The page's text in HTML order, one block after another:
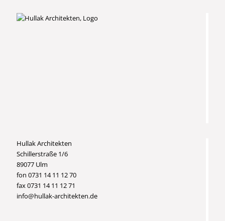
Hullak Architekten
Schillerstraße 1/6
89077 Ulm
fon 0731 14 11 12 70
fax 0731 14 11 12 71
info@hullak-architekten.de